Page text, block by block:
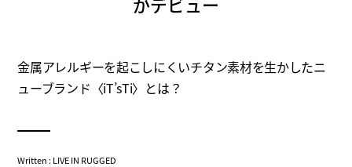
金属アレルギーを起こしにくいチタン素材を生かしたニ
ューブランド〈iT’sTi〉とは？
Written : LIVE IN RUGGED